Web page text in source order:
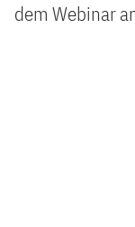
dem Webinar